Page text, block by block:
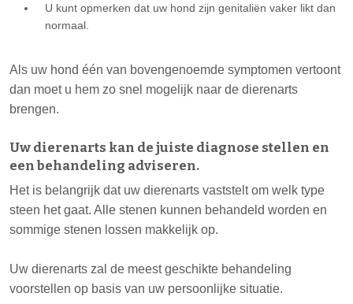
U kunt opmerken dat uw hond zijn genitaliën vaker likt dan
normaal.
Als uw hond één van bovengenoemde symptomen vertoont
dan moet u hem zo snel mogelijk naar de dierenarts
brengen.
Uw dierenarts kan de juiste diagnose stellen en
een behandeling adviseren.
Het is belangrijk dat uw dierenarts vaststelt om welk type
steen het gaat. Alle stenen kunnen behandeld worden en
sommige stenen lossen makkelijk op.
Uw dierenarts zal de meest geschikte behandeling
voorstellen op basis van uw persoonlijke situatie.